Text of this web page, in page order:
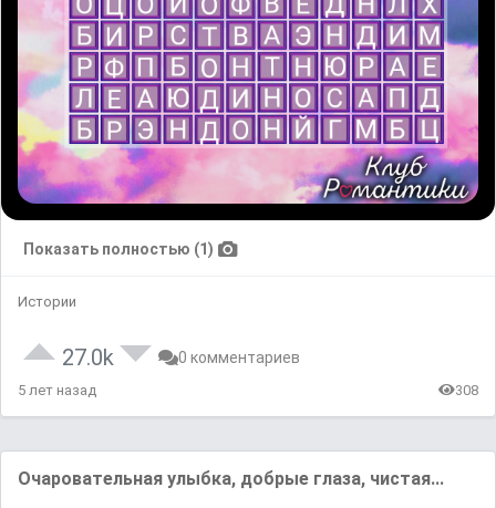
Показать полностью (1)
Истории
27.0k 0 комментариев
5 лет назад 308
Очаровательная улыбка, добрые глаза, чистая...